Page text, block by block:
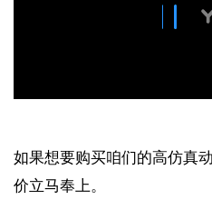
如果想要购买咱们的高仿真
价立马奉上。